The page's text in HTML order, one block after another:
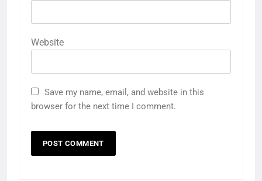
Website
Save my name, email, and website in this
browser for the next time I comment.